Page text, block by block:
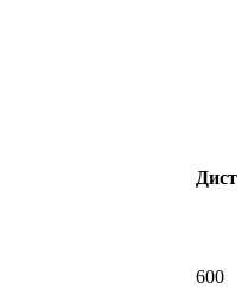
600